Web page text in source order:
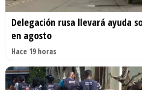
Delegación rusa llevará ayuda
en agosto
Hace 19 horas